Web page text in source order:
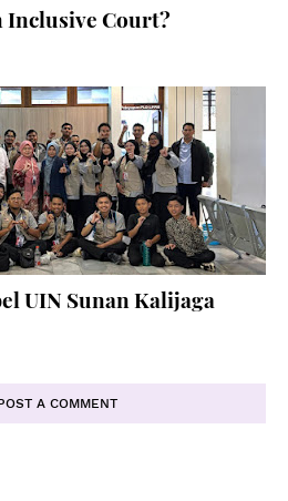
Inclusive Court?
UIN Sunan Kalijaga
A COMMENT